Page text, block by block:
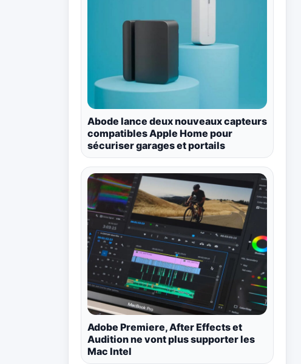
Abode lance deux nouveaux capteurs
compatibles Apple Home pour
sécuriser garages et portails
Adobe Premiere, After Effects et
Audition ne vont plus supporter les
Mac Intel